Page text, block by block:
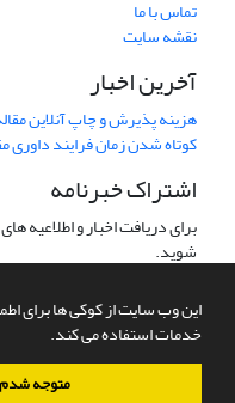
این وب سایت از کوکی ها برای
خدمات استفاده می کند.
متوجه شدم
تماس با ما
نقشه سایت
آخرین اخبار
هزینه پذیرش و چاپ آنلاین
کوتاه شدن زمان فرایند داوری
اشتراک خبرنامه
برای دریافت اخبار و اطلاعیه
شوید.